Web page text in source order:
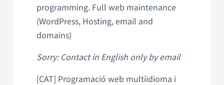
programming. Full web maintenance
(WordPress, Hosting, email and
domains)
Sorry: Contact in English only by email
[CAT] Programació web multiidioma i